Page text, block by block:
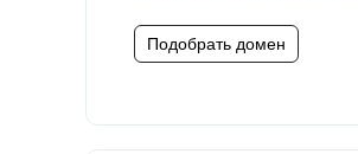
Подобрать домен